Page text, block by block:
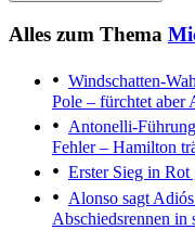
Alles zum Thema
Windschatten-
Pole – fürchtet aber
Antonelli-
Fehler – Hamilton
Erster Sieg in Rot
Alonso sagt Adiós
Abschiedsrennen in